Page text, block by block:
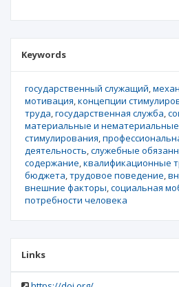
Keywords
государственный служащий
мотивация концепции
труда государственная служба
материальные и нематериальные
стимулирования
деятельность служебные
содержание квалификационные
бюджета трудовое поведение
внешние факторы социальная
потребности человека
Links